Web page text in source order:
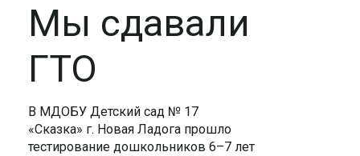
Мы сдавали
ГТО
В МДОБУ Детский сад № 17
«Сказка» г. Новая Ладога прошло
тестирование дошкольников 6–7 лет